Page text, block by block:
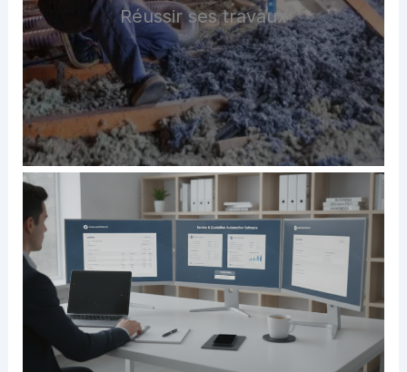
Réussir ses travaux